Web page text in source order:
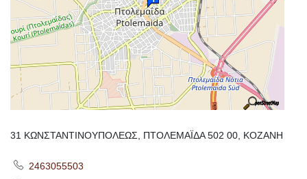
31 ΚΩΝΣΤΑΝΤΙΝΟΥΠΟΛΕΩΣ, ΠΤΟΛΕΜΑΪΔΑ 502 00, ΚΟΖΑΝΗ
2463055503